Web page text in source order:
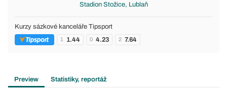
Stadion Stožice, Lublaň
Kurzy sázkové kanceláře Tipsport
1 1.44 0 4.23 2 7.64
Preview Statistiky, reportáž